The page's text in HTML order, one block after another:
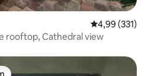
4,99 af 5 í
4,99 (331)
rooftop, Cathedral view